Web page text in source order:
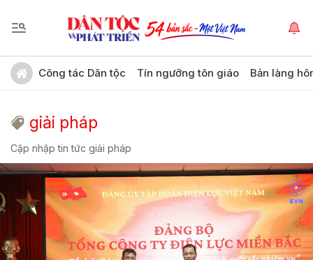
Công tác Dân tộc Tín ngưỡng tôn giáo Bản làng
giải pháp
Cập nhập tin tức giải pháp